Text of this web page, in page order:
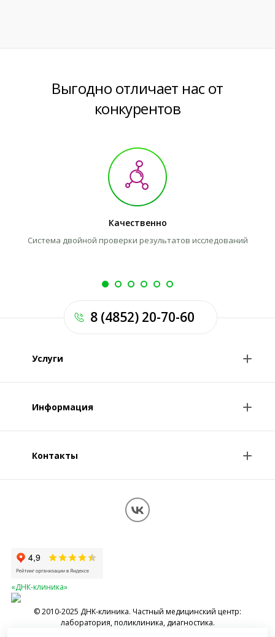
Выгодно отличает нас от
конкурентов
Качественно
Система двойной проверки результатов исследований
Услуги
Консультации врачей
Информация
О клинике
Обработка персональных данных
Контакты
«ДНК-клиника»
© 2010-2025 ДНK-клиника. Частный медицинский центр:
лаборатория, поликлиника, диагностика.
8 (4852) 20-70-60